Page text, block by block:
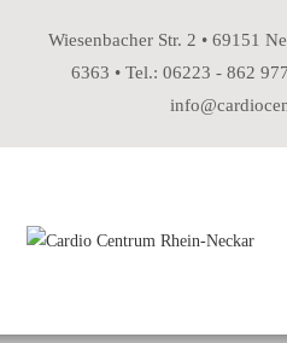
Wiesenbacher Str. 2 • 69151
6363 • Tel.: 06223 - 862